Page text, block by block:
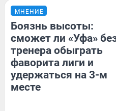
МНЕНИЕ
Боязнь высоты:
сможет ли «Уфа»
тренера обыграть
фаворита лиги и
удержаться на 3-м
месте